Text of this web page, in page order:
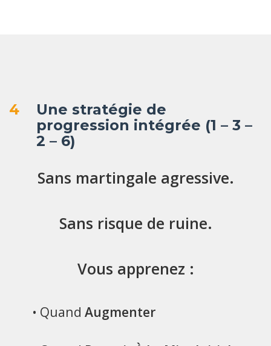
4
Une stratégie de
progression intégrée (1 – 3 –
2 – 6)
Sans martingale agressive.
Sans risque de ruine.
Vous apprenez :
• Quand Augmenter